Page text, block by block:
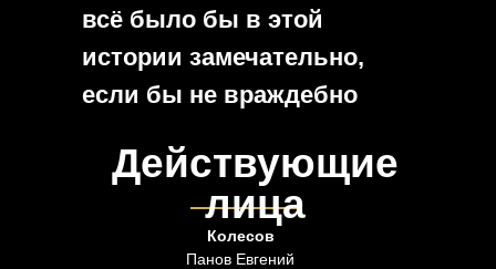
всё было бы в этой
истории замечательно,
если бы не враждебно
учёному ректор, который к
тому же оказывается
предком его
Действующие
лица
Колесов
Панов Евгений